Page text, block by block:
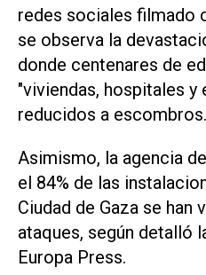
redes sociales filmado
se observa la
donde centenares de
"viviendas, hospitales y
reducidos a escombros.
Asimismo, la agencia
el 84% de las
Ciudad de Gaza se
ataques, según detalló
Europa Press.